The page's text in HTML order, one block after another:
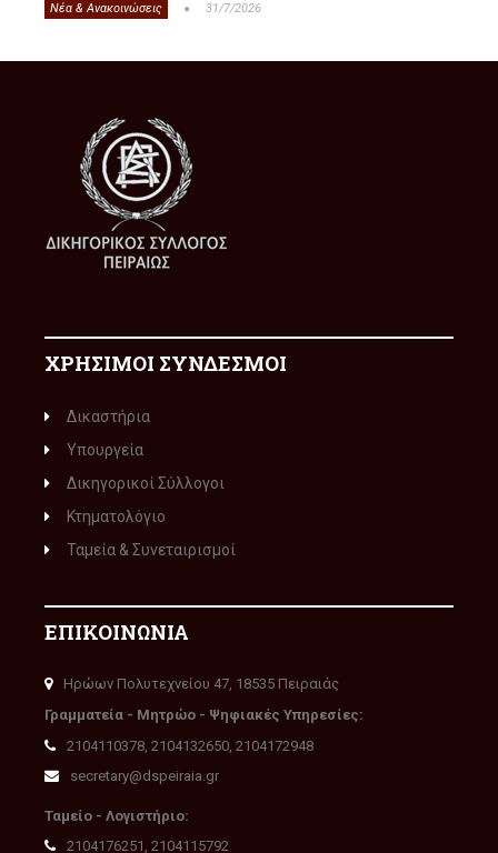
Νέα & Ανακοινώσεις 31/7/2026
ΧΡΗΣΙΜΟΙ ΣΥΝΔΕΣΜΟΙ
Δικαστήρια
Υπουργεία
Δικηγορικοί Σύλλογοι
Κτηματολόγιο
Ταμεία & Συνεταιρισμοί
ΕΠΙΚΟΙΝΩΝΙΑ
Ηρώων Πολυτεχνείου 47, 18535 Πειραιάς
Γραμματεία - Μητρώο - Ψηφιακές Υπηρεσίες:
2104110378, 2104132650, 2104172948
secretary@dspeiraia.gr
Ταμείο - Λογιστήριο:
2104176251, 2104115792